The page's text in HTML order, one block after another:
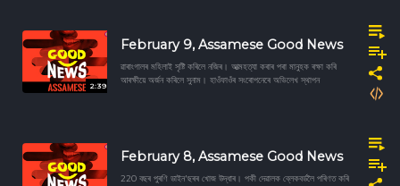
2:39
February 9, Assamese Good News
ৱাৰাংগালৰ মহিলাই সৃষ্টি কৰিলে নজিৰ। আত্মহত্যা কৰাৰ পৰা মানুহক ৰক্ষা কৰি
আৰক্ষীয়ে অৰ্জন কৰিলে সুনাম। হাওঁফাওঁৰ সংৰোপনেৰে অভিলেখ স্থাপন
February 8, Assamese Good News
220 বছৰ পুৰণি ডাইন'ছৰৰ খোজ উদ্ধাৰ। পকী দেৱালক ব্লেকবৰ্ডলৈ পৰিণত কৰি